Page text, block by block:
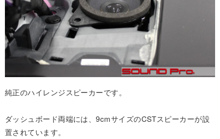
純正のハイレンジスピーカーです。
ダッシュボード両端には、9cmサイズのCSTスピーカーが設
置されています。